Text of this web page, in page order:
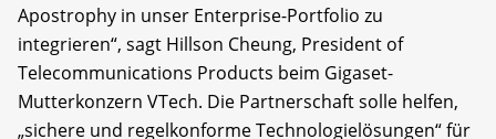
Apostrophy in unser Enterprise-Portfolio zu
integrieren“, sagt Hillson Cheung, President of
Telecommunications Products beim Gigaset-
Mutterkonzern VTech. Die Partnerschaft solle helfen,
„sichere und regelkonforme Technologielösungen“ für